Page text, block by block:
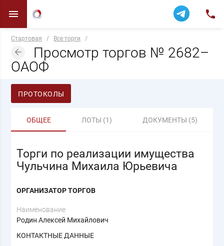
Стартовая / Все торги /
Просмотр торгов № 2682–
ОАОФ
ПРОТОКОЛЫ
ОБЩЕЕ ЛОТЫ (1) ДОКУМЕНТЫ (5)
Торги по реализации имущества
Чульчина Михаила Юрьевича
ОРГАНИЗАТОР ТОРГОВ
Наименование
Родин Алексей Михайлович
КОНТАКТНЫЕ ДАННЫЕ